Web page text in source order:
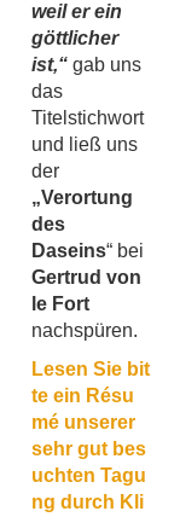
weil er ein
göttlicher
ist,“ gab uns
das
Titelstichwort
und ließ uns
der
„Verortung
des
Daseins“ bei
Gertrud von
le Fort
nachspüren.
Lesen Sie bit
te ein Résu
mé unserer
sehr gut bes
uchten Tagu
ng durch Kli